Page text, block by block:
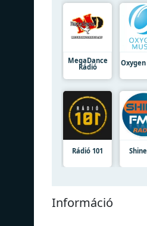
MegaDance
Rádió
Rádió 101
Információ